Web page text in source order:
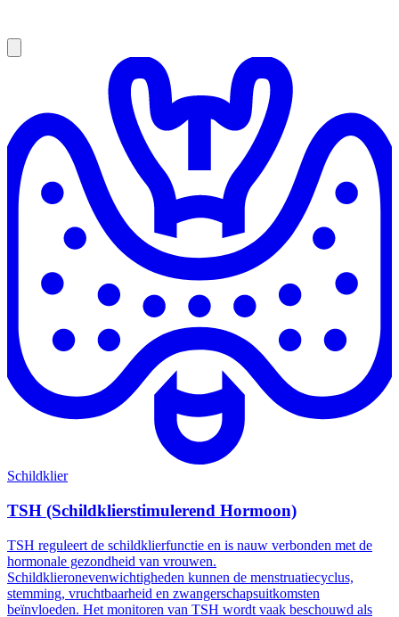
Schildklier
TSH (Schildklierstimulerend Hormoon)
TSH reguleert de schildklierfunctie en is nauw verbonden met de
hormonale gezondheid van vrouwen.
Schildklieronevenwichtigheden kunnen de menstruatiecyclus,
stemming, vruchtbaarheid en zwangerschapsuitkomsten
beïnvloeden. Het monitoren van TSH wordt vaak beschouwd als